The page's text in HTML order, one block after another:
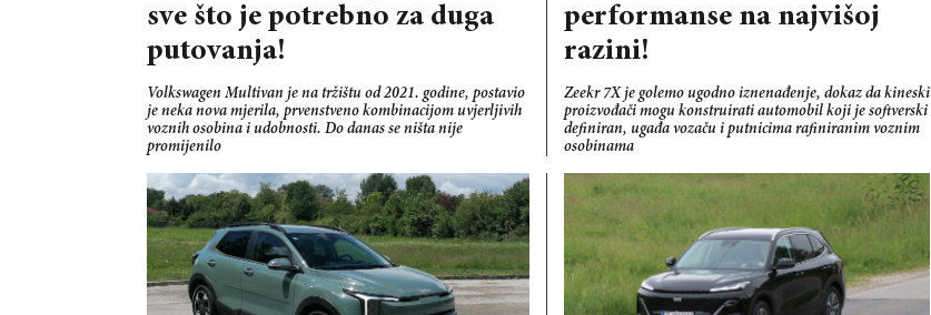
sve što je potrebno za duga
putovanja!
Volkswagen Multivan je na tržištu od 2021. godine, postavio
je neka nova mjerila, prvenstveno kombinacijom uvjerljivih
voznih osobina i udobnosti. Do danas se ništa nije
promijenilo
performanse na najvišoj
razini!
Zeekr 7X je golemo ugodno iznenađenje, dokaz da kineski
proizvođači mogu konstruirati automobil koji je softverski
definiran, ugađa vozaču i putnicima rafiniranim voznim
osobinama